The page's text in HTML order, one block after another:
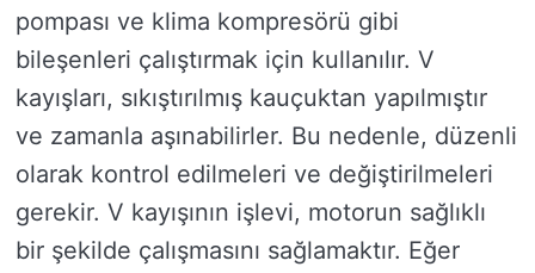
pompası ve klima kompresörü gibi
bileşenleri çalıştırmak için kullanılır. V
kayışları, sıkıştırılmış kauçuktan yapılmıştır
ve zamanla aşınabilirler. Bu nedenle, düzenli
olarak kontrol edilmeleri ve değiştirilmeleri
gerekir. V kayışının işlevi, motorun sağlıklı
bir şekilde çalışmasını sağlamaktır. Eğer